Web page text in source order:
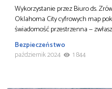
Wykorzystanie przez Biuro ds.
Oklahoma City cyfrowych map
świadomość przestrzenna —
Bezpieczeństwo
październik 2024
1 844